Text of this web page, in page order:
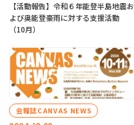
【活動報告】令和６年能登半島地震お
よび奥能登豪雨に対する支援活動
（10月）
会報誌CANVAS NEWS